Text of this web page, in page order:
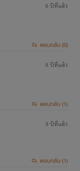
6 ปีที่แล้ว
ตอบกลับ (0)
8 ปีที่แล้ว
ตอบกลับ (1)
9 ปีที่แล้ว
ตอบกลับ (1)